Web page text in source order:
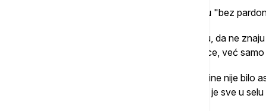
Zamolio je okupljene da na laži odgovaraju "bez
"Na svaku njihovu laž odgovarajte da lažu, da ne
građane Srbije, građane Kruševca, Lomnice, već
On je podsetio da u Lomnici pre 2012. godine nije bilo
Dom kulture bili u lošem stanju i istakao da je sve u